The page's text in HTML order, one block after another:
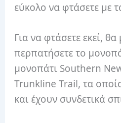
εύκολο να φτάσετε με
Για να φτάσετε εκεί,
περπατήσετε το
μονοπάτι Southern
Trunkline Trail, τα
και έχουν συνδετικά